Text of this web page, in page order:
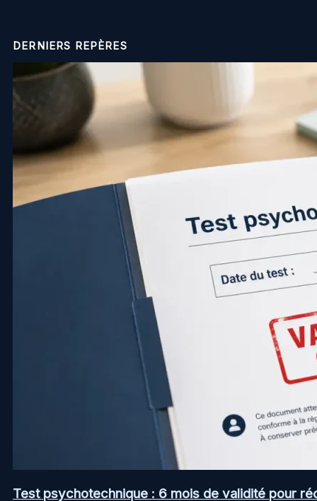
DERNIERS REPÈRES
Test psychotechnique : 6 mois de validité pour